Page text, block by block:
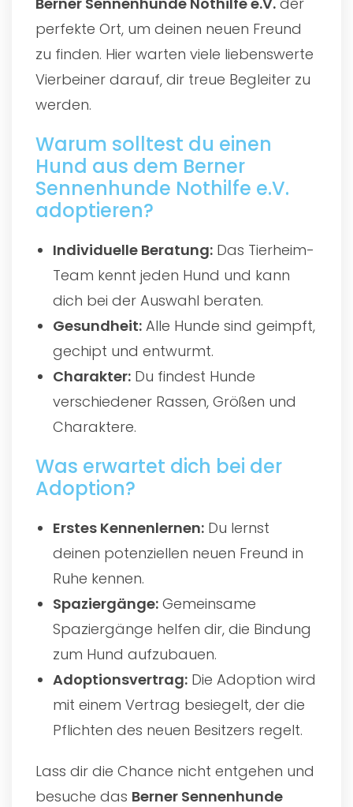
perfekte Ort, um deinen neuen Freund
zu finden. Hier warten viele liebenswerte
Vierbeiner darauf, dir treue Begleiter zu
werden.
Warum solltest du einen
Hund aus dem Berner
Sennenhunde Nothilfe e.V.
adoptieren?
Individuelle Beratung: Das Tierheim-
Team kennt jeden Hund und kann
dich bei der Auswahl beraten.
Gesundheit: Alle Hunde sind geimpft,
gechipt und entwurmt.
Charakter: Du findest Hunde
verschiedener Rassen, Größen und
Charaktere.
Was erwartet dich bei der
Adoption?
Erstes Kennenlernen: Du lernst
deinen potenziellen neuen Freund in
Ruhe kennen.
Spaziergänge: Gemeinsame
Spaziergänge helfen dir, die Bindung
zum Hund aufzubauen.
Adoptionsvertrag: Die Adoption wird
mit einem Vertrag besiegelt, der die
Pflichten des neuen Besitzers regelt.
Lass dir die Chance nicht entgehen und
besuche das Berner Sennenhunde